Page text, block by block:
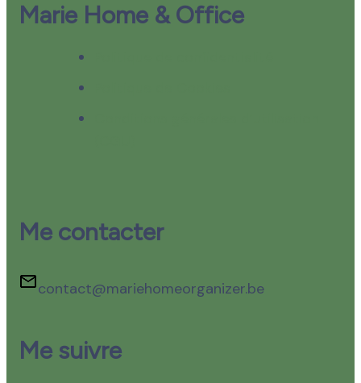
Marie Home & Office
Me contacter
contact@mariehomeorganizer.be
Me suivre